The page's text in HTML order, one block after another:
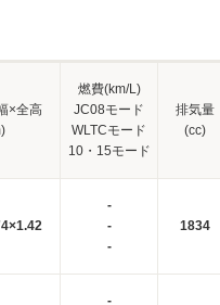
×全高
燃費(km/L)
JC08モード
WLTCモード
10・15モード
排気量
(cc)
-
-
-
1834
-